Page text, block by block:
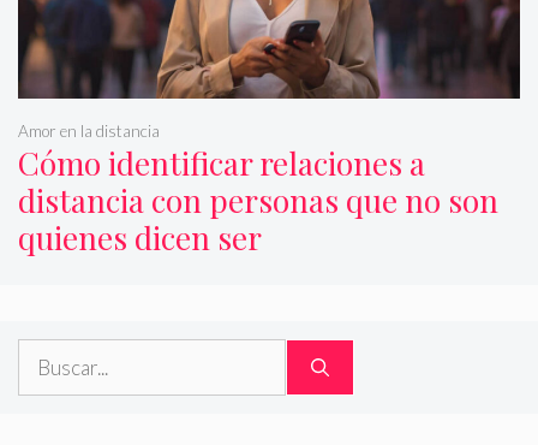
Cómo identificar relaciones a
distancia con personas que no son
quienes dicen ser
Amor en la distancia
Buscar: